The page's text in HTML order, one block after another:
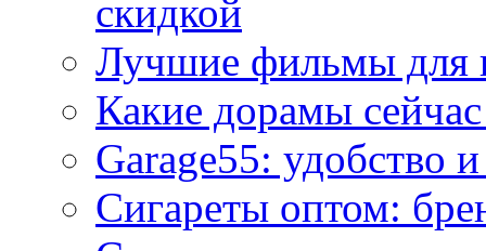
скидкой
Лучшие фильмы для
Какие дорамы
Garage55: удобство
Сигареты оптом: